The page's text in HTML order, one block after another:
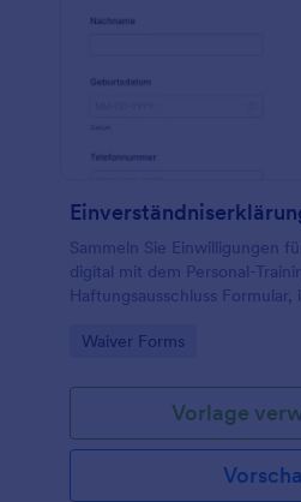
Sammeln Sie Einwilligungen
digital mit dem Personal-
Haftungsausschluss Formular,
zentraler Datenerfassung in
Go to Category:
Waiver Forms
Vorlage